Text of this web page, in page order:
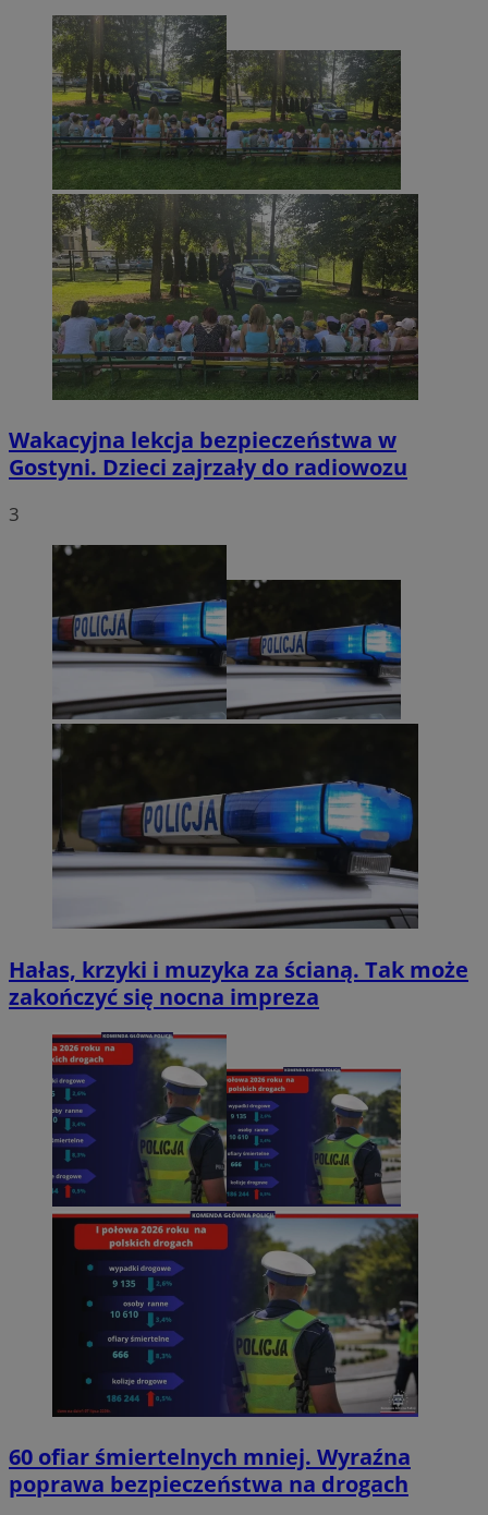
Wakacyjna lekcja bezpieczeństwa w
Gostyni. Dzieci zajrzały do radiowozu
3
Hałas, krzyki i muzyka za ścianą. Tak może
zakończyć się nocna impreza
60 ofiar śmiertelnych mniej. Wyraźna
poprawa bezpieczeństwa na drogach